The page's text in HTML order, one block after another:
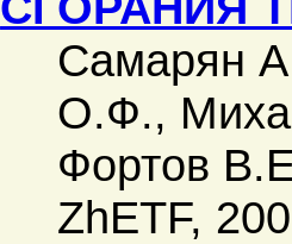
Самарян
О.Ф.,
Фортов
ZhETF,